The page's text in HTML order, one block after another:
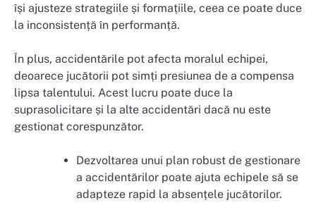
își ajusteze strategiile și formațiile, ceea ce poate duce
la inconsistență în performanță.
În plus, accidentările pot afecta moralul echipei,
deoarece jucătorii pot simți presiunea de a compensa
lipsa talentului. Acest lucru poate duce la
suprasolicitare și la alte accidentări dacă nu este
gestionat corespunzător.
Dezvoltarea unui plan robust de gestionare
a accidentărilor poate ajuta echipele să se
adapteze rapid la absențele jucătorilor.